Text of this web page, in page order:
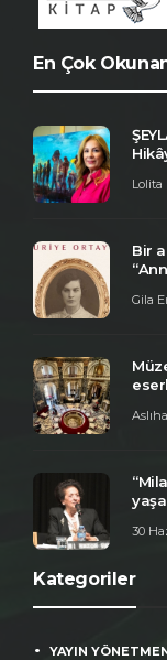
En Çok
Lolita
Bir
Gila
30
Kategoriler
YAYIN